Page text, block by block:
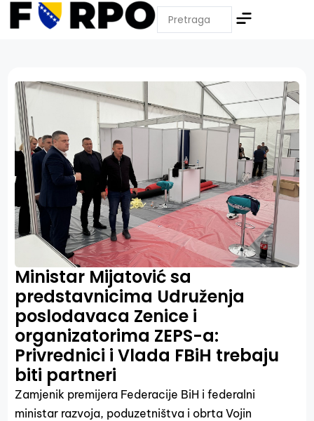
Ministar Mijatović sa
predstavnicima Udruženja
poslodavaca Zenice i
organizatorima ZEPS-a:
Privrednici i Vlada FBiH trebaju
biti partneri
Zamjenik premijera Federacije BiH i federalni
ministar razvoja, poduzetništva i obrta Vojin